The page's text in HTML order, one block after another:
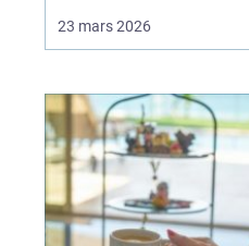
människor faktiskt
hinner mötas, tänka klart
och bygga relatio...
23 mars 2026